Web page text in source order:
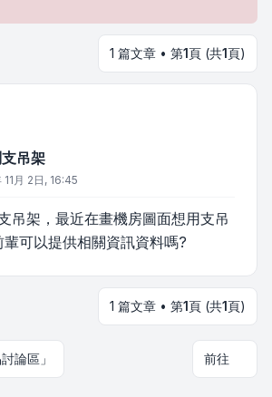
1 篇文章 • 第1頁 (共1頁)
吊架
月 2日, 16:45
吊架，最近在畫機房圖面想用支吊
可以提供相關資訊資料嗎?
1 篇文章 • 第1頁 (共1頁)
論區」 前往